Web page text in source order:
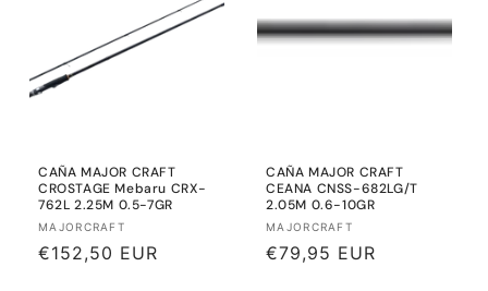
CAÑA MAJOR CRAFT
CROSTAGE Mebaru CRX-
762L 2.25M 0.5-7GR
Proveedor:
MAJORCRAFT
Precio
€152,50 EUR
CAÑA MAJOR CRAFT
CEANA CNSS-682LG/T
2.05M 0.6-10GR
Proveedor:
MAJORCRAFT
Precio
€79,95 EUR